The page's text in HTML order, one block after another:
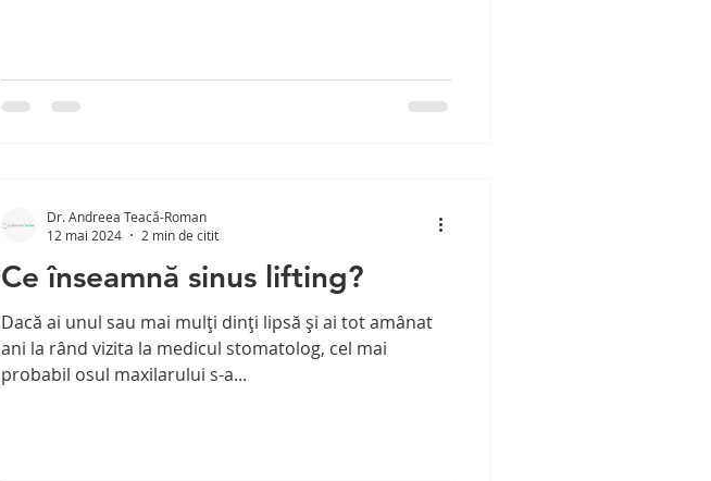
Ce înseamnă sinus lifting?
Dacă ai unul sau mai mulți dinți lipsă și ai tot amânat
ani la rând vizita la medicul stomatolog, cel mai
probabil osul maxilarului s-a...
Dr. Andreea Teacă-Roman
12 mai 2024
2 min de citit